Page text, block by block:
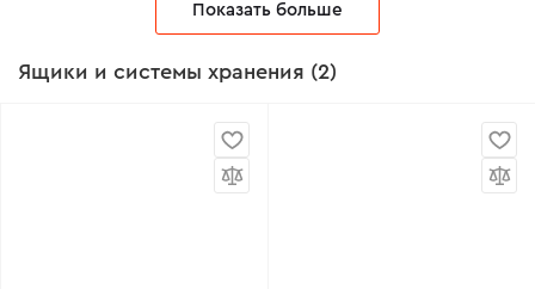
Показать больше
Ящики и системы хранения (2)